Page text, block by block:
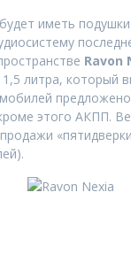
иметь
Ravon
литра, который
этого АКПП.